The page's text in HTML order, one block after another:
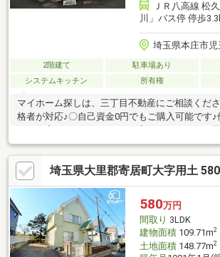
ＪＲ八高線 松
川」バス停 停歩
埼玉県本庄市児
2階建て 駐車場あり
システムキッチン
所有権
マイホーム探しは、三丁目不動産にご相談くだ
格者が対応♪〇自己資金0円でもご購入可能です♪
相談下さい！お悩みやご相談お伺いします！〇
の物件をご紹介可能です♪未公開物件アリ！一回
ての見学可能です！〇三丁目不動産の強み！オ
重説対応！LINE・メールにて24時間、365日対
くの金融機関との取引実績有。弁護士、その他
的なご相談も可能です。(株)三丁目不動産【048-
市円光1丁目3-16
埼玉県大里郡寄居町大字用土
580万円
間取り 3LDK
建物面積109.71m2
土地面積148.77m2